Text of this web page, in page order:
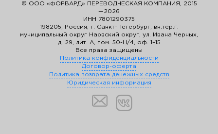
© ООО «ФОРВАРД» ПЕРЕВОДЧЕСКАЯ КОМПАНИЯ, 2015
—2026
ИНН 7801290375
198205, Россия, г. Санкт-Петербург, вн.тер.г.
муниципальный округ Нарвский округ, ул. Ивана Черных,
д. 29, лит. А, пом. 50-Н/4, оф. 1–15
Все права защищены
Политика конфиденциальности
Договор-оферта
Политика возврата денежных средств
Юридическая информация